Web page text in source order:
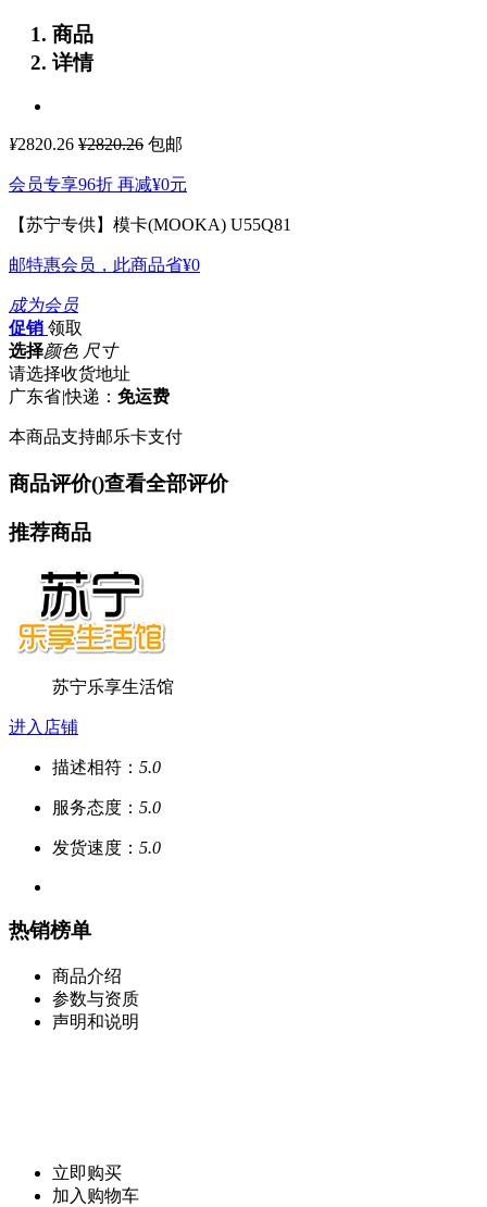
商品
详情
¥2820.26 ¥2820.26 包邮
会员专享96折 再减¥0元
【苏宁专供】模卡(MOOKA) U55Q81
邮特惠会员，此商品省¥0
成为会员
促销 领取
选择颜色 尺寸
请选择收货地址
广东省|快递： 免运费
本商品支持邮乐卡支付
商品评价()查看全部评价
推荐商品
苏宁乐享生活馆
进入店铺
描述相符： 5.0
服务态度： 5.0
发货速度： 5.0
热销榜单
商品介绍
参数与资质
声明和说明
立即购买
加入购物车